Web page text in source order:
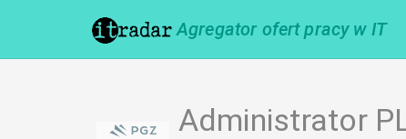
Agregator ofert pracy w IT
Administrator